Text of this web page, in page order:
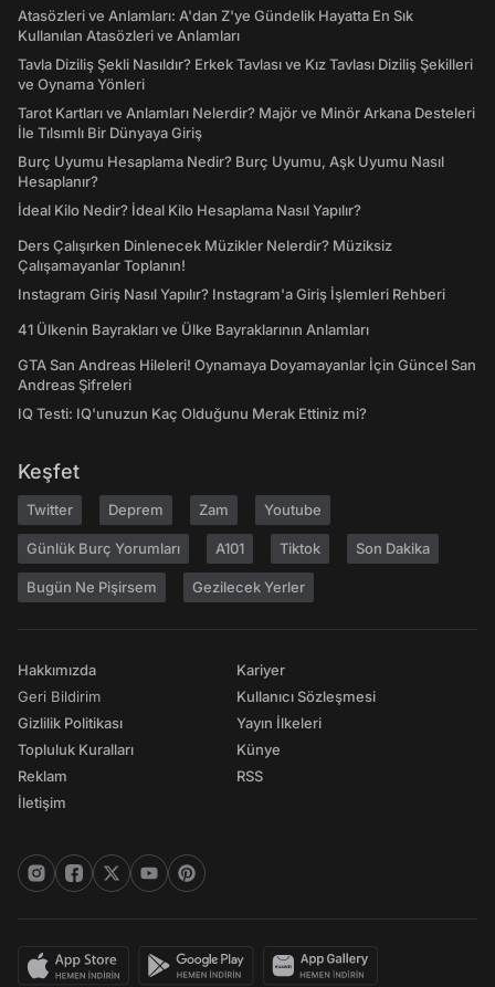
Atasözleri ve Anlamları: A'dan Z'ye Gündelik Hayatta En Sık
Kullanılan Atasözleri ve Anlamları
Tavla Diziliş Şekli Nasıldır? Erkek Tavlası ve Kız Tavlası Diziliş Şekilleri
ve Oynama Yönleri
Tarot Kartları ve Anlamları Nelerdir? Majör ve Minör Arkana Desteleri
İle Tılsımlı Bir Dünyaya Giriş
Burç Uyumu Hesaplama Nedir? Burç Uyumu, Aşk Uyumu Nasıl
Hesaplanır?
İdeal Kilo Nedir? İdeal Kilo Hesaplama Nasıl Yapılır?
Ders Çalışırken Dinlenecek Müzikler Nelerdir? Müziksiz
Çalışamayanlar Toplanın!
Instagram Giriş Nasıl Yapılır? Instagram'a Giriş İşlemleri Rehberi
41 Ülkenin Bayrakları ve Ülke Bayraklarının Anlamları
GTA San Andreas Hileleri! Oynamaya Doyamayanlar İçin Güncel San
Andreas Şifreleri
IQ Testi: IQ'unuzun Kaç Olduğunu Merak Ettiniz mi?
Keşfet
Twitter Deprem Zam Youtube
Günlük Burç Yorumları A101 Tiktok Son Dakika
Bugün Ne Pişirsem Gezilecek Yerler
Hakkımızda
Geri Bildirim
Gizlilik Politikası
Topluluk Kuralları
Reklam
İletişim
Kariyer
Kullanıcı Sözleşmesi
Yayın İlkeleri
Künye
RSS